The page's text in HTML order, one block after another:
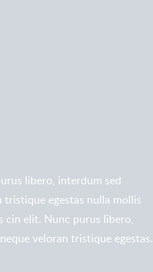
libero, interdum sed
egestas nulla mollis
cin elit. Nunc purus libero,
veloran tristique egestas.